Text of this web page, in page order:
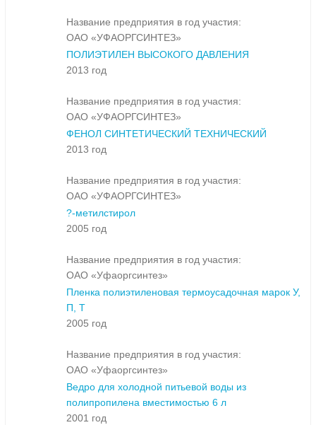
Название предприятия в год участия:
ОАО «УФАОРГСИНТЕЗ»
ПОЛИЭТИЛЕН ВЫСОКОГО ДАВЛЕНИЯ
2013 год
Название предприятия в год участия:
ОАО «УФАОРГСИНТЕЗ»
ФЕНОЛ СИНТЕТИЧЕСКИЙ ТЕХНИЧЕСКИЙ
2013 год
Название предприятия в год участия:
ОАО «УФАОРГСИНТЕЗ»
?-метилстирол
2005 год
Название предприятия в год участия:
ОАО «Уфаоргсинтез»
Пленка полиэтиленовая термоусадочная марок У,
П, Т
2005 год
Название предприятия в год участия:
ОАО «Уфаоргсинтез»
Ведро для холодной питьевой воды из
полипропилена вместимостью 6 л
2001 год